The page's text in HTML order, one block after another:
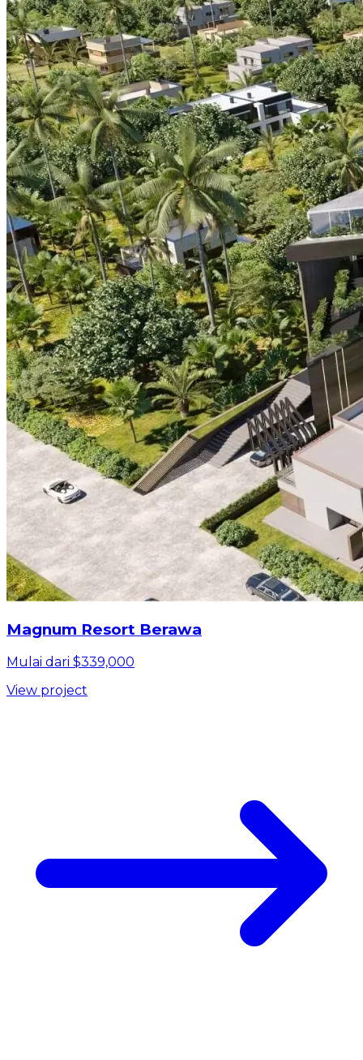
Magnum Resort Berawa
Mulai dari $339,000
View project